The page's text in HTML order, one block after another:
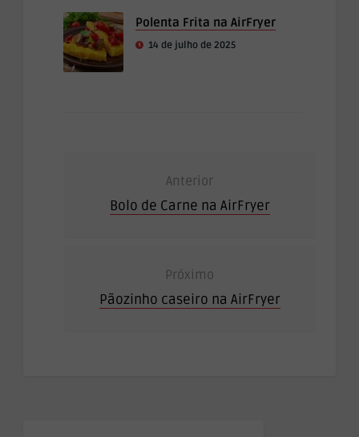
Polenta Frita na AirFryer
14 de julho de 2025
Anterior
Bolo de Carne na AirFryer
Próximo
Pãozinho caseiro na AirFryer